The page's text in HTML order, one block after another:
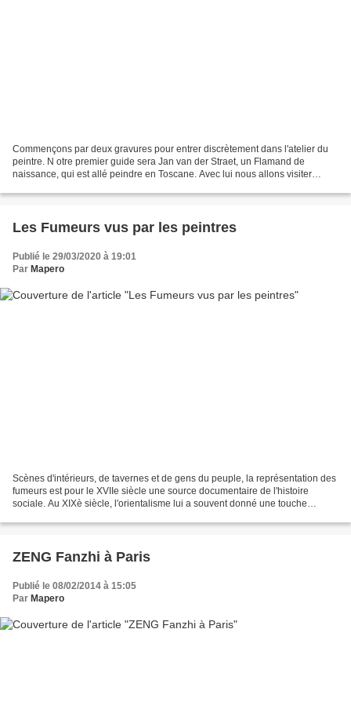
Commençons par deux gravures pour entrer discrètement dans l'atelier du
peintre. N otre premier guide sera Jan van der Straet, un Flamand de
naissance, qui est allé peindre en Toscane. Avec lui nous allons visiter
Les Fumeurs vus par les peintres
Publié le 29/03/2020 à 19:01
Par Mapero
Scènes d'intérieurs, de tavernes et de gens du peuple, la représentation des
fumeurs est pour le XVIIe siècle une source documentaire de l'histoire
sociale. Au XIXè siècle, l'orientalisme lui a souvent donné une touche
ZENG Fanzhi à Paris
Publié le 08/02/2014 à 15:05
Par Mapero